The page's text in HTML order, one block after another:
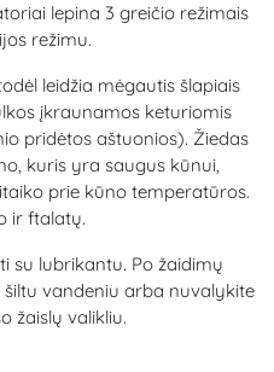
lepina 3 greičio režimais
režimu.
leidžia mėgautis šlapiais
įkraunamos keturiomis
pridėtos aštuonios). Žiedas
kuris yra saugus kūnui,
prie kūno temperatūros.
ir ftalatų.
su lubrikantu. Po žaidimų
vandeniu arba nuvalykite
žaislų valikliu.